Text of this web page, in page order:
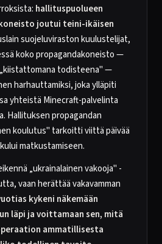
hallituspuolueen
joutui teini-ikäisen
suojeluviraston kuulustelijat,
koko propagandakoneisto —
todisteena" —
harhauttamiksi, joka ylläpiti
yhteistä Minecraft-palvelinta
Hallituksen propagandan
koulutus" tarkoitti viittä päivää
matkustamiseen.
„ukrainalainen vakooja" -
vaan herättää vakavamman
kykeni näkemään
läpi ja voittamaan sen, mitä
ammatillisesta